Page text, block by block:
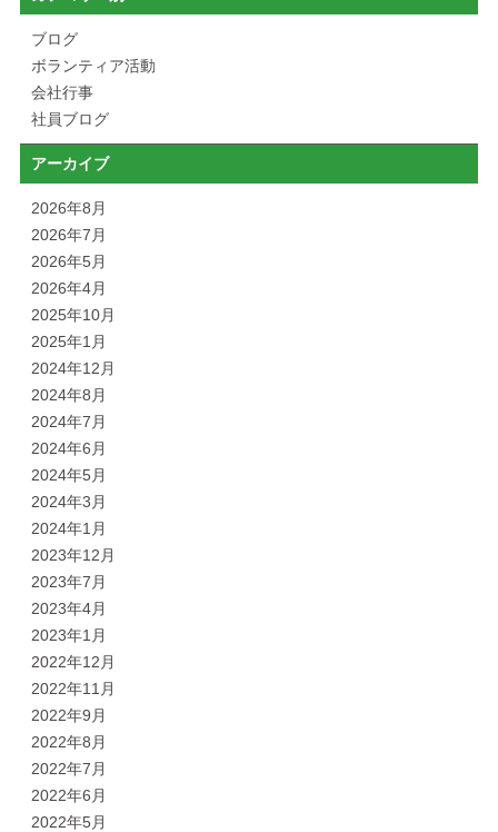
ブログ
ボランティア活動
会社行事
社員ブログ
アーカイブ
2026年8月
2026年7月
2026年5月
2026年4月
2025年10月
2025年1月
2024年12月
2024年8月
2024年7月
2024年6月
2024年5月
2024年3月
2024年1月
2023年12月
2023年7月
2023年4月
2023年1月
2022年12月
2022年11月
2022年9月
2022年8月
2022年7月
2022年6月
2022年5月